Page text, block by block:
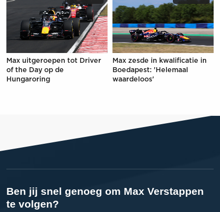
Max uitgeroepen tot Driver
of the Day op de
Hungaroring
Max zesde in kwalificatie in
Boedapest: 'Helemaal
waardeloos'
Ben jij snel genoeg om Max Verstappen
te volgen?